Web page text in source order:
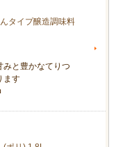
タイプ醸造調味料
みと豊かなてりつ
ます